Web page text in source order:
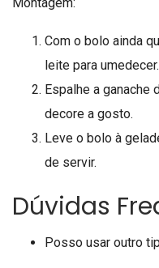
Com o bolo ainda
leite para umedecer.
Espalhe a ganache
decore a gosto.
Leve o bolo à
de servir.
Dúvidas
Posso usar outro